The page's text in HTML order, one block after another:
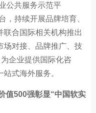
公共服务示范平
持续开展品牌培育、
联合国际相关机构推出
场对接、品牌推广、技
企业提供国际化咨
式海外服务。
值500强彰显“中国软实